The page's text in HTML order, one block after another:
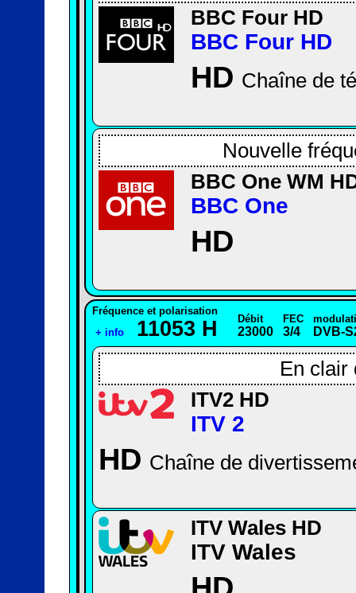
BBC Four HD
BBC Four HD
HD Chaîne de
Nouvelle
BBC One WM
BBC One
HD
Fréquence et polarisation
+ info 11053 H Débit
23000
FEC
3/4 DVB-
En clair
ITV2 HD
ITV 2
HD Chaîne de
ITV Wales HD
ITV Wales